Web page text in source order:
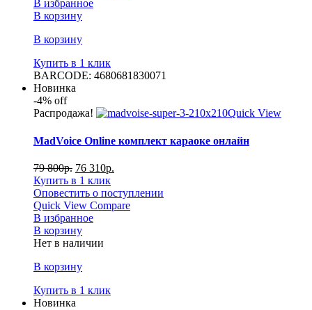
В избранное
В корзину
В корзину
Купить в 1 клик
BARCODE: 4680681830071
Новинка
-4% off
Распродажа!
Quick View
MadVoice Online комплект караоке онлайн
79 800р. 76 310р.
Купить в 1 клик
Оповестить о поступлении
Quick View Compare
В избранное
В корзину
Нет в наличии
В корзину
Купить в 1 клик
Новинка